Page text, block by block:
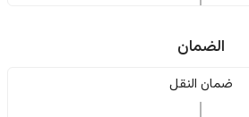
الضمان
ضمان النقل